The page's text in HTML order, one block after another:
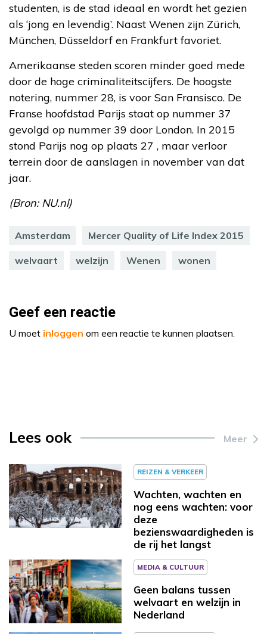
studenten, is de stad ideaal en wordt het gezien
als ‘jong en levendig’. Naast Wenen zijn Zürich,
München, Düsseldorf en Frankfurt favoriet.
Amerikaanse steden scoren minder goed mede
door de hoge criminaliteitscijfers. De hoogste
notering, nummer 28, is voor San Fransisco. De
Franse hoofdstad Parijs staat op nummer 37
gevolgd op nummer 39 door London. In 2015
stond Parijs nog op plaats 27 , maar verloor
terrein door de aanslagen in november van dat
jaar.
(Bron: NU.nl)
Amsterdam Mercer Quality of Life Index 2015
welvaart welzijn Wenen wonen
Geef een reactie
U moet inloggen om een reactie te kunnen plaatsen.
Lees ook Meer
REIZEN & VERKEER
Wachten, wachten en
nog eens wachten: voor
deze
bezienswaardigheden is
de rij het langst
MEDIA & CULTUUR
Geen balans tussen
welvaart en welzijn in
Nederland